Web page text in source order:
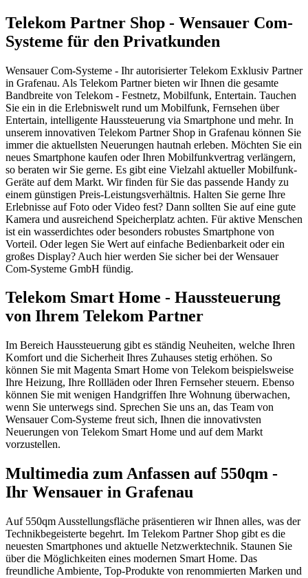
Telekom Partner Shop - Wensauer Com-
Systeme für den Privatkunden
Wensauer Com-Systeme - Ihr autorisierter Telekom Exklusiv Partner
in Grafenau. Als Telekom Partner bieten wir Ihnen die gesamte
Bandbreite von Telekom - Festnetz, Mobilfunk, Entertain. Tauchen
Sie ein in die Erlebniswelt rund um Mobilfunk, Fernsehen über
Entertain, intelligente Haussteuerung via Smartphone und mehr. In
unserem innovativen Telekom Partner Shop in Grafenau können Sie
immer die aktuellsten Neuerungen hautnah erleben. Möchten Sie ein
neues Smartphone kaufen oder Ihren Mobilfunkvertrag verlängern,
so beraten wir Sie gerne. Es gibt eine Vielzahl aktueller Mobilfunk-
Geräte auf dem Markt. Wir finden für Sie das passende Handy zu
einem günstigen Preis-Leistungsverhältnis. Halten Sie gerne Ihre
Erlebnisse auf Foto oder Video fest? Dann sollten Sie auf eine gute
Kamera und ausreichend Speicherplatz achten. Für aktive Menschen
ist ein wasserdichtes oder besonders robustes Smartphone von
Vorteil. Oder legen Sie Wert auf einfache Bedienbarkeit oder ein
großes Display? Auch hier werden Sie sicher bei der Wensauer
Com-Systeme GmbH fündig.
Telekom Smart Home - Haussteuerung
von Ihrem Telekom Partner
Im Bereich Haussteuerung gibt es ständig Neuheiten, welche Ihren
Komfort und die Sicherheit Ihres Zuhauses stetig erhöhen. So
können Sie mit Magenta Smart Home von Telekom beispielsweise
Ihre Heizung, Ihre Rollläden oder Ihren Fernseher steuern. Ebenso
können Sie mit wenigen Handgriffen Ihre Wohnung überwachen,
wenn Sie unterwegs sind. Sprechen Sie uns an, das Team von
Wensauer Com-Systeme freut sich, Ihnen die innovativsten
Neuerungen von Telekom Smart Home und auf dem Markt
vorzustellen.
Multimedia zum Anfassen auf 550qm -
Ihr Wensauer in Grafenau
Auf 550qm Ausstellungsfläche präsentieren wir Ihnen alles, was der
Technikbegeisterte begehrt. Im Telekom Partner Shop gibt es die
neuesten Smartphones und aktuelle Netzwerktechnik. Staunen Sie
über die Möglichkeiten eines modernen Smart Home. Das
freundliche Ambiente, Top-Produkte von renommierten Marken und